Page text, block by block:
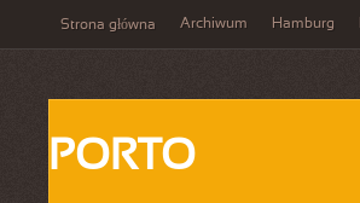
Strona główna Archiwum Hamburg
PORTO